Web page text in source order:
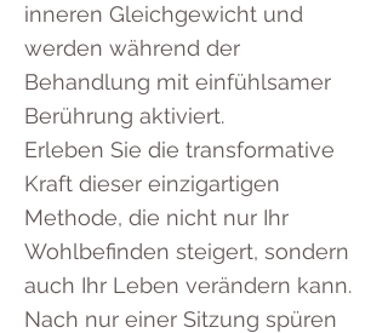
inneren Gleichgewicht und
werden während der
Behandlung mit einfühlsamer
Berührung aktiviert.
Erleben Sie die transformative
Kraft dieser einzigartigen
Methode, die nicht nur Ihr
Wohlbefinden steigert, sondern
auch Ihr Leben verändern kann.
Nach nur einer Sitzung spüren